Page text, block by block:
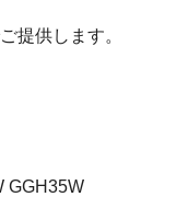
提供します。
GGH35W